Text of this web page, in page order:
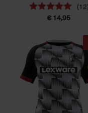
(12)
€ 14,95